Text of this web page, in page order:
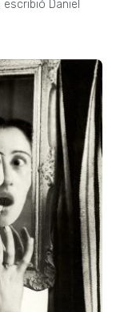
Daniel